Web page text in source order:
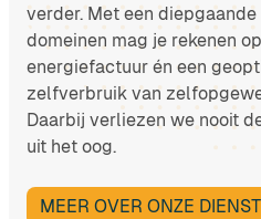
verder. Met een
domeinen mag je rekenen
energiefactuur én een
zelfverbruik van
Daarbij verliezen we nooit
uit het oog.
MEER OVER ONZE